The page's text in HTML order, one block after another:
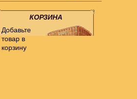
КОРЗИНА
Добавьте
товар в
корзину